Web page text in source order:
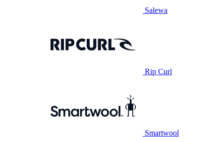
Salewa
Rip Curl
Smartwool